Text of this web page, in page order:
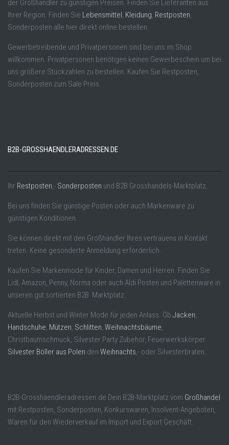
der Großhändler zu günstigen Preisen. Finden Sie Lieferanten aus
Ihrer Region. Finden Sie Lebensmittel Kleidung Restposten
Sonderposten alle hier direkt online bestellen.
Gewerbetreibende und Privatpersonen sind bei uns im Shop
willkommen. Privatpersonen benötigen keinen Gewerbeschein um bei
uns größere Stückzahlen zu bestellen. Kaufen Sie Restposten,
Sonderposten zum Sale Preis.
B2B-GROSSHAENDLERADRESSEN.DE
Ihr Restposten ,- Sonderposten und B2B Grosshandels-Marktplatz.
Bei uns finden Sie günstige Posten oder auch Markenware zu
günstigen Konditionen.
Sie können direkt mit den Großhändler Ihres vertrauens in Kontakt
treten. Keine gesonderte Anmeldung erforderlich.
Kaufen Sie Markenmode für Kinder, Damen und Herren. Finden Sie
Lidl, Amazon, Penny, Norma oder auch Aldi Posten und Palettenware in
unseren gut sortierten B2B Marktplatz.
Aktuelle Herbst und Winter Mode für jeden Anlass. Ob Jacken
Handschuhe Mützen Schlitten Weihnachtsbäume
Christbaumschmuck, Silvester Party Zubehör, Feuerwerkskörper
Silvester Böller aus Polen den Weihnachts ,- oder Silvesterbraten.
B2B-Grosshaendleradressen.de Dein B2B-Marktplatz vom Großhandel
mit Restposten, Sonderposten, Konkurswaren, Insolvent-Angeboten,
Waren für den Wiederverkauf im Import und Export Geschäft.